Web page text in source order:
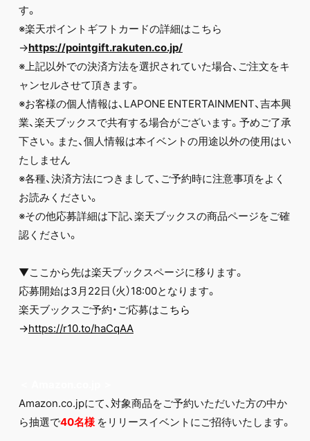
す。
※楽天ポイントギフトカードの詳細はこちら
→https://pointgift.rakuten.co.jp/
※上記以外での決済方法を選択されていた場合、ご注文をキ
ャンセルさせて頂きます。
※お客様の個人情報は、LAPONE ENTERTAINMENT、吉本興
業、楽天ブックスで共有する場合がございます。予めご了承
下さい。また、個人情報は本イベントの用途以外の使用はい
たしません
※各種、決済方法につきまして、ご予約時に注意事項をよく
お読みください。
※その他応募詳細は下記、楽天ブックスの商品ページをご確
認ください。
▼ここから先は楽天ブックスページに移ります。
応募開始は3月22日（火）18:00となります。
楽天ブックスご予約・ご応募はこちら
→https://r10.to/haCqAA
Amazon.co.jpにて、対象商品をご予約いただいた方の中か
ら抽選で40名様をリリースイベントにご招待いたします。